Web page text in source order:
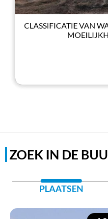
CLASSIFICATIE VAN
ZOEK IN DE
PLAATSEN